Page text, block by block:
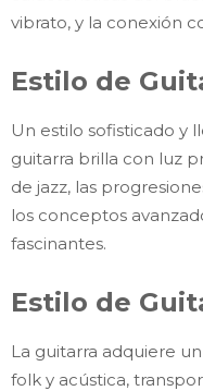
vibrato, y la conexión
Estilo de
Un estilo sofisticado y
guitarra brilla con luz
de jazz, las
los conceptos
fascinantes.
Estilo de
La guitarra adquiere
folk y acústica,